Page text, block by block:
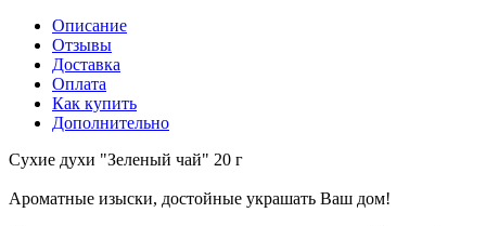
Описание
Отзывы
Доставка
Оплата
Как купить
Дополнительно
Сухие духи "Зеленый чай" 20 г
Ароматные изыски, достойные украшать Ваш дом!